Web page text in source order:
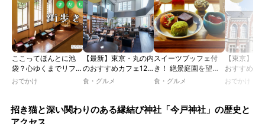
ここってほんとに池
袋？心ゆくまでリフレ
ッシュできる池袋・街
おさんぽ部】
おでかけ
【最新】東京・丸の内
のおすすめカフェ12
選｜ひとりでゆったり
るカフェ、優雅なホテ
食・グルメ
スイーツブッフェ付
き！ 絶景庭園を望む
ホテルレストランで味
ツトレンドVol.105】
食・グルメ
【東京】レ
おすすめカ
｜文化財・
ー、ランチ
おでかけ
招き猫と深い関わりのある縁結び神社「今戸神社」の歴史と